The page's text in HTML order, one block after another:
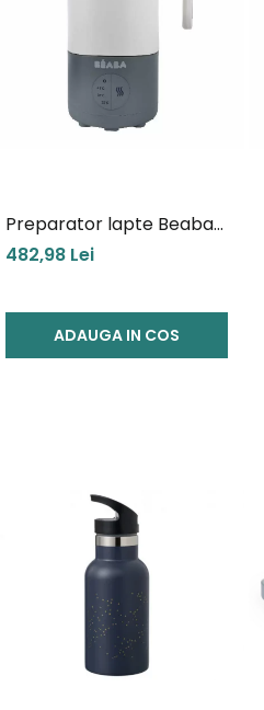
Preparator lapte Beaba
Milk Prep White/Grey
482,98 Lei
ADAUGA IN COS